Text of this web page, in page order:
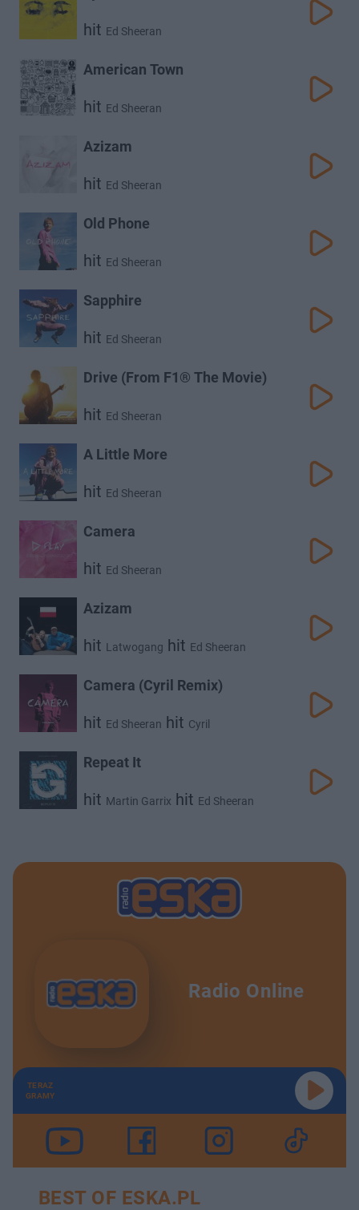
hit Ed Sheeran
American Town
hit Ed Sheeran
Azizam
hit Ed Sheeran
Old Phone
hit Ed Sheeran
Sapphire
hit Ed Sheeran
Drive (From F1® The Movie)
hit Ed Sheeran
A Little More
hit Ed Sheeran
Camera
hit Ed Sheeran
Azizam
hit Latwogang hit Ed Sheeran
Camera (Cyril Remix)
hit Ed Sheeran hit Cyril
Repeat It
hit Martin Garrix hit Ed Sheeran
Radio Online
TERAZ
GRAMY
BEST OF ESKA.PL